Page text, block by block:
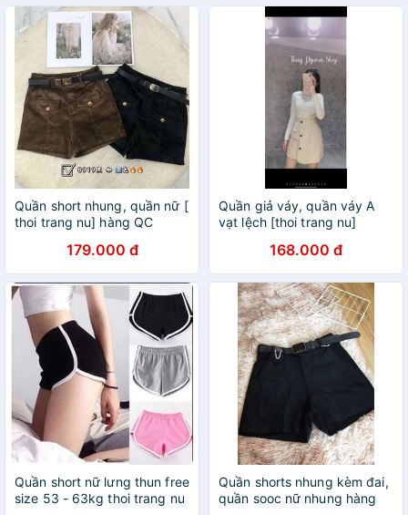
Quần short nhung, quần nữ [
thoi trang nu] hàng QC
179.000 đ
Quần giả váy, quần váy A
vạt lệch [thoi trang nu]
168.000 đ
Quần short nữ lưng thun free
size 53 - 63kg thoi trang nu
Quần shorts nhung kèm đai,
quần sooc nữ nhung hàng